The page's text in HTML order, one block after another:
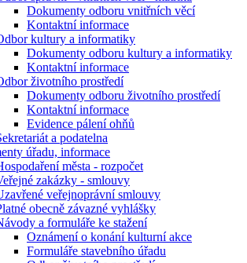
Dokumenty odboru vnitřních věcí
Kontaktní informace
kultury a informatiky
Dokumenty odboru kultury a informatiky
Kontaktní informace
životního prostředí
Dokumenty odboru životního prostředí
Kontaktní informace
Evidence pálení ohňů
a podatelna
úřadu, informace
města - rozpočet
zakázky - smlouvy
veřejnoprávní smlouvy
obecně závazné vyhlášky
a formuláře ke stažení
Oznámení o konání kulturní akce
Formuláře stavebního úřadu